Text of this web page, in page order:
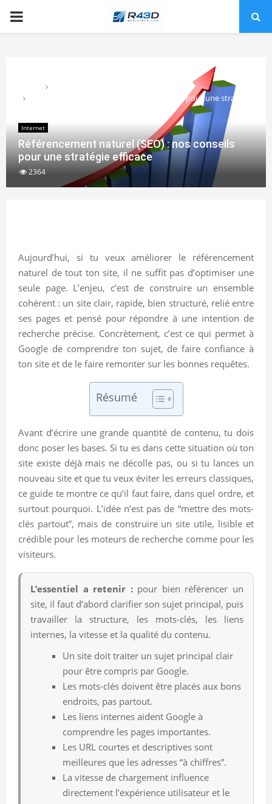
PRIMARY
Référencement naturel (SEO) : nos conseils pour une stratégie
Internet
Référencement naturel (SEO) : nos conseils
pour une stratégie efficace
2364
Aujourd’hui, si tu veux améliorer le référencement
naturel de tout ton site, il ne suffit pas d’optimiser une
seule page. L’enjeu, c’est de construire un ensemble
cohérent : un site clair, rapide, bien structuré, relié entre
ses pages et pensé pour répondre à une intention de
recherche précise. Concrètement, c’est ce qui permet à
Google de comprendre ton sujet, de faire confiance à
ton site et de le faire remonter sur les bonnes requêtes.
Résumé
Avant d’écrire une grande quantité de contenu, tu dois
donc poser les bases. Si tu es dans cette situation où ton
site existe déjà mais ne décolle pas, ou si tu lances un
nouveau site et que tu veux éviter les erreurs classiques,
ce guide te montre ce qu’il faut faire, dans quel ordre, et
surtout pourquoi. L’idée n’est pas de “mettre des mots-
clés partout”, mais de construire un site utile, lisible et
crédible pour les moteurs de recherche comme pour les
visiteurs.
L’essentiel a retenir :pour bien référencer un
site, il faut d’abord clarifier son sujet principal, puis
travailler la structure, les mots-clés, les liens
internes, la vitesse et la qualité du contenu.
Un site doit traiter un sujet principal clair
pour être compris par Google.
Les mots-clés doivent être placés aux bons
endroits, pas partout.
Les liens internes aident Google à
comprendre les pages importantes.
Les URL courtes et descriptives sont
meilleures que les adresses “à chiffres”.
La vitesse de chargement influence
directement l’expérience utilisateur et le